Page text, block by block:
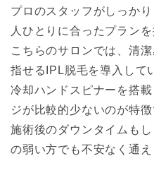
プロのスタッフがしっか
人ひとりに合ったプランを
こちらのサロンでは、清
指せるIPL脱毛を導入して
冷却ハンドスピナーを搭
ジが比較的少ないのが特徴
施術後のダウンタイムも
の弱い方でも不安なく通え